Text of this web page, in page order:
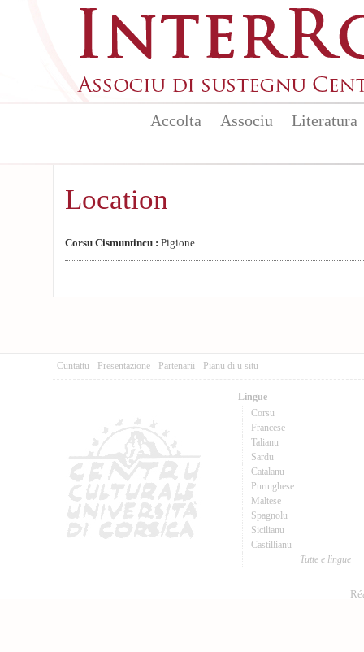
Accolta Associu Literatura
Location
Corsu Cismuntincu : Pigione
Cuntattu - Presentazione - Partenarii - Pianu di u situ
Lingue
Corsu
Francese
Talianu
Sardu
Catalanu
Purtughese
Maltese
Spagnolu
Sicilianu
Castillianu
Tutte e lingue